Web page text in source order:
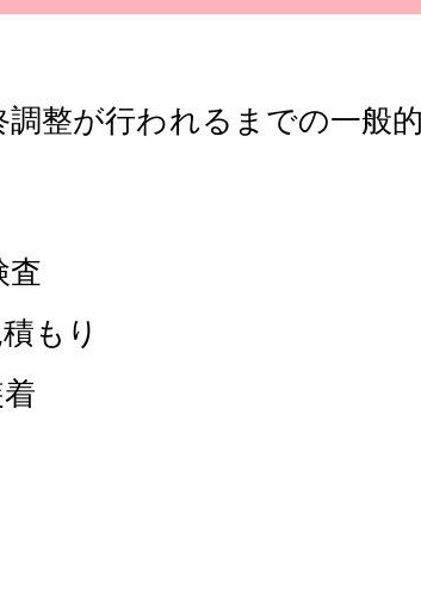
整が行われるまでの一般
査
もり